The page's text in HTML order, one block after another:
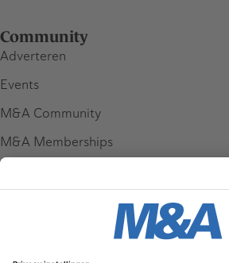
Community
Adverteren
Events
M&A Community
M&A Memberships